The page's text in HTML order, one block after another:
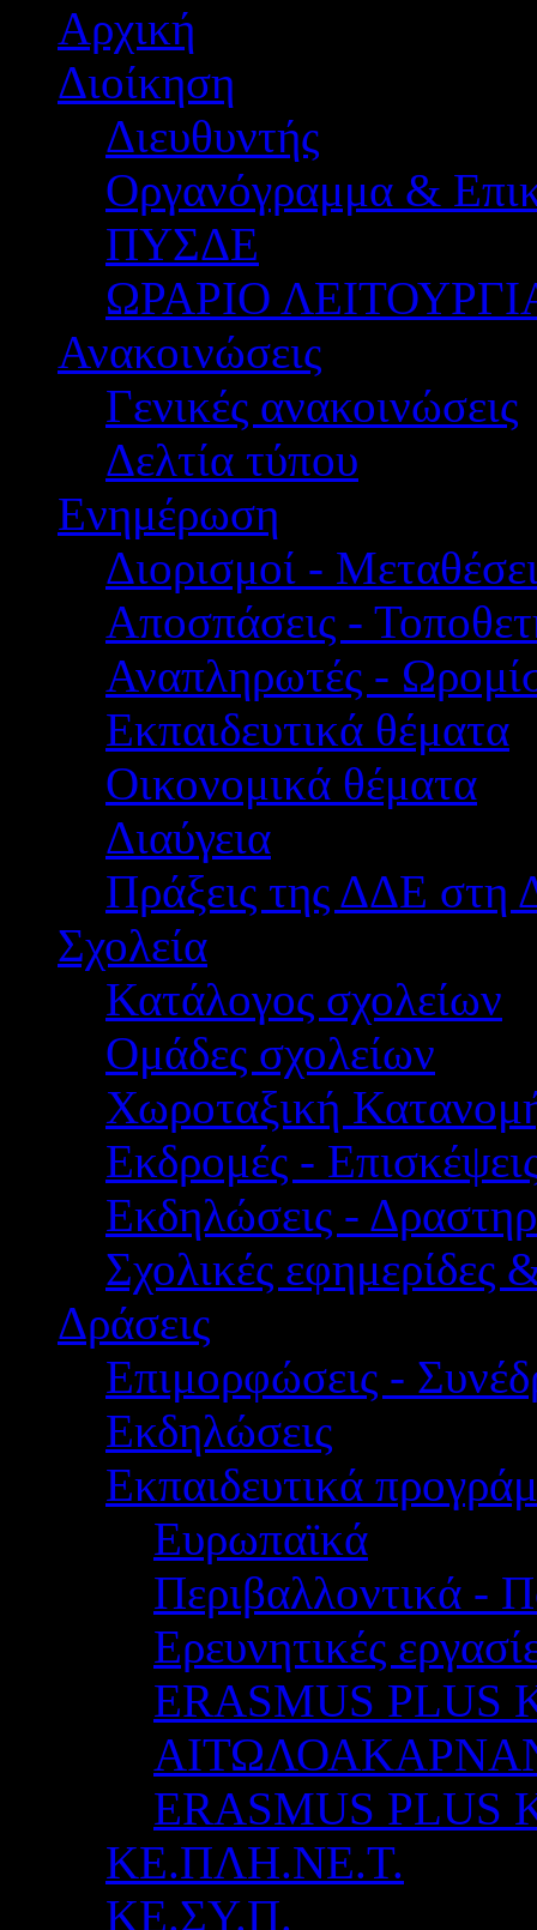
Αρχική
Διοίκηση
Διευθυντής
Οργανόγραμμα &
ΠΥΣΔΕ
ΩΡΑΡΙΟ
Ανακοινώσεις
Γενικές ανακοινώσεις
Δελτία τύπου
Ενημέρωση
Διορισμοί -
Αποσπάσεις -
Αναπληρωτές -
Εκπαιδευτικά θέματα
Οικονομικά θέματα
Διαύγεια
Πράξεις της ΔΔΕ στη
Σχολεία
Κατάλογος σχολείων
Ομάδες σχολείων
Χωροταξική
Εκδρομές -
Εκδηλώσεις -
Σχολικές εφημερίδες
Δράσεις
Επιμορφώσεις -
Εκδηλώσεις
Εκπαιδευτικά
Ευρωπαϊκά
Περιβαλλοντικά -
Ερευνητικές
ERASMUS PLUS
ERASMUS
ΚΕ.ΠΛΗ.ΝΕ.Τ.
ΚΕ.ΣΥ.Π.